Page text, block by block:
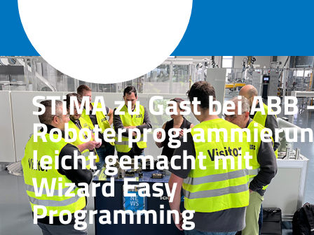
STiMA zu Gast bei ABB
leicht gemacht mit
Wizard Easy
Programming